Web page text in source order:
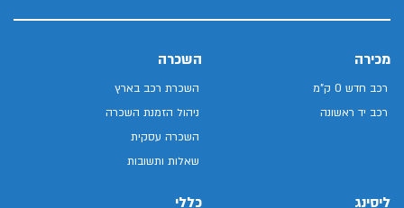
מכירה
רכב חדש 0 ק"מ
רכב יד ראשונה
השכרה
השכרת רכב בארץ
ניהול הזמנת השכרה
השכרה עסקית
שאלות ותשובות
ליסינג כללי